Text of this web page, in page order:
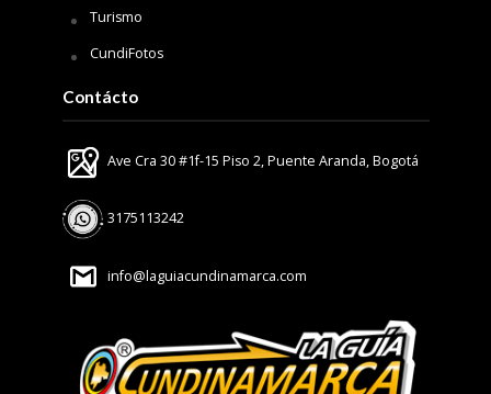
Turismo
CundiFotos
Contácto
Ave Cra 30 #1f-15 Piso 2, Puente Aranda, Bogotá
3175113242
info@laguiacundinamarca.com